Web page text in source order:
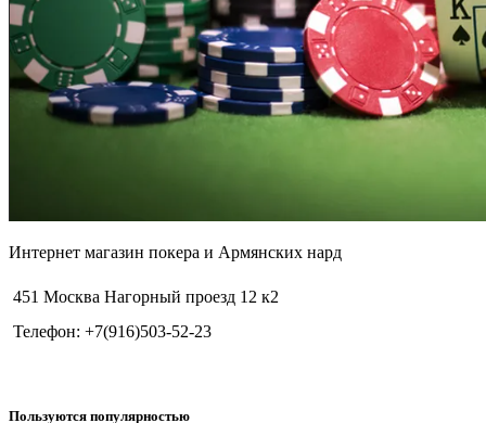
Интернет магазин покера и Армянских нард
451 Москва Нагорный проезд 12 к2
Телефон: +7(916)503-52-23
Пользуются популярностью